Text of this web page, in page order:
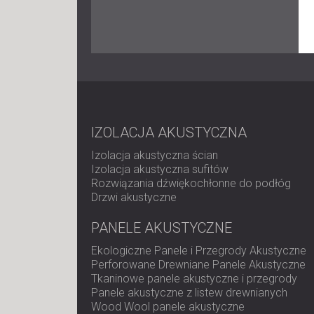
IZOLACJA AKUSTYCZNA
Izolacja akustyczna ścian
Izolacja akustyczna sufitów
Rozwiązania dźwiękochłonne do podłóg
Drzwi akustyczne
PANELE AKUSTYCZNE
Ekologiczne Panele i Przegrody Akustyczne
Perforowane Drewniane Panele Akustyczne
Tkaninowe panele akustyczne i przegrody
Panele akustyczne z listew drewnianych
Wood Wool panele akustyczne